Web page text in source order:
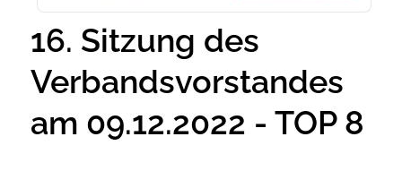
16. Sitzung des
Verbandsvorstandes
am 09.12.2022 - TOP 8